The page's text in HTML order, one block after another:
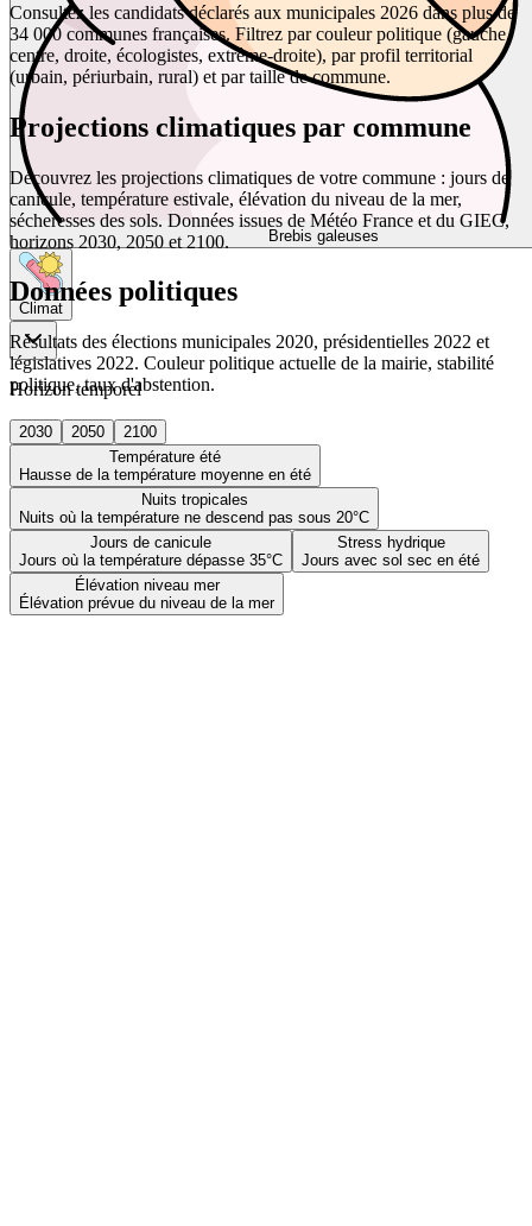
Brebis galeuses
Climat
Horizon temporel
2030 2050
2100
Température été
Hausse de la température moyenne en été
Nuits tropicales
Nuits où la température ne descend pas sous 20°C
Jours de canicule
Jours où la température dépasse 35°C
Stress hydrique
Jours avec sol sec en été
Élévation niveau mer
Élévation prévue du niveau de la mer
Consultez les candidats déclarés aux municipales 2026 dans plus de
34 000 communes françaises. Filtrez par couleur politique (gauche,
centre, droite, écologistes, extrême-droite), par profil territorial
(urbain, périurbain, rural) et par taille de commune.
Projections climatiques par commune
Découvrez les projections climatiques de votre commune : jours de
canicule, température estivale, élévation du niveau de la mer,
sécheresses des sols. Données issues de Météo France et du GIEC,
horizons 2030, 2050 et 2100.
Données politiques
Résultats des élections municipales 2020, présidentielles 2022 et
législatives 2022. Couleur politique actuelle de la mairie, stabilité
politique, taux d'abstention.